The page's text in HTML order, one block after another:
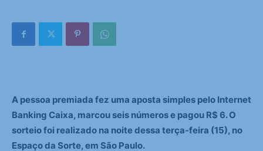
A pessoa premiada fez uma aposta simples pelo Internet
Banking Caixa, marcou seis números e pagou R$ 6. O
sorteio foi realizado na noite dessa terça-feira (15), no
Espaço da Sorte, em São Paulo.